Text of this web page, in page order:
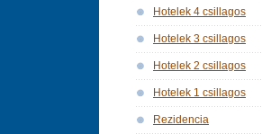
Hotelek 4 csillagos
Hotelek 3 csillagos
Hotelek 2 csillagos
Hotelek 1 csillagos
Rezidencia